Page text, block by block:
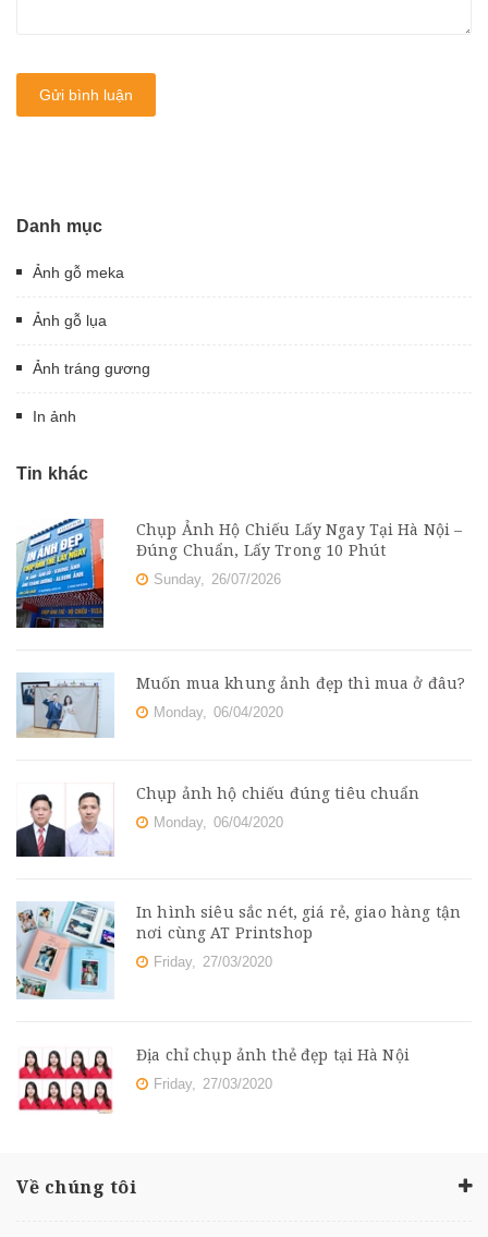
Gửi bình luận
Danh mục
Ảnh gỗ meka
Ảnh gỗ lụa
Ảnh tráng gương
In ảnh
Tin khác
Chụp Ảnh Hộ Chiếu Lấy Ngay Tại Hà Nội –
Đúng Chuẩn, Lấy Trong 10 Phút
Sunday, 26/07/2026
Muốn mua khung ảnh đẹp thì mua ở đâu?
Monday, 06/04/2020
Chụp ảnh hộ chiếu đúng tiêu chuẩn
Monday, 06/04/2020
In hình siêu sắc nét, giá rẻ, giao hàng tận
nơi cùng AT Printshop
Friday, 27/03/2020
Địa chỉ chụp ảnh thẻ đẹp tại Hà Nội
Friday, 27/03/2020
Về chúng tôi